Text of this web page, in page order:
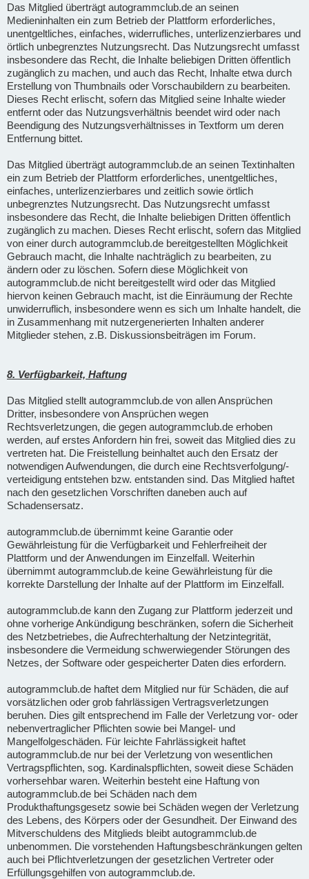
Das Mitglied überträgt autogrammclub.de an seinen
Medieninhalten ein zum Betrieb der Plattform erforderliches,
unentgeltliches, einfaches, widerrufliches, unterlizenzierbares und
örtlich unbegrenztes Nutzungsrecht. Das Nutzungsrecht umfasst
insbesondere das Recht, die Inhalte beliebigen Dritten öffentlich
zugänglich zu machen, und auch das Recht, Inhalte etwa durch
Erstellung von Thumbnails oder Vorschaubildern zu bearbeiten.
Dieses Recht erlischt, sofern das Mitglied seine Inhalte wieder
entfernt oder das Nutzungsverhältnis beendet wird oder nach
Beendigung des Nutzungsverhältnisses in Textform um deren
Entfernung bittet.
Das Mitglied überträgt autogrammclub.de an seinen Textinhalten
ein zum Betrieb der Plattform erforderliches, unentgeltliches,
einfaches, unterlizenzierbares und zeitlich sowie örtlich
unbegrenztes Nutzungsrecht. Das Nutzungsrecht umfasst
insbesondere das Recht, die Inhalte beliebigen Dritten öffentlich
zugänglich zu machen. Dieses Recht erlischt, sofern das Mitglied
von einer durch autogrammclub.de bereitgestellten Möglichkeit
Gebrauch macht, die Inhalte nachträglich zu bearbeiten, zu
ändern oder zu löschen. Sofern diese Möglichkeit von
autogrammclub.de nicht bereitgestellt wird oder das Mitglied
hiervon keinen Gebrauch macht, ist die Einräumung der Rechte
unwiderruflich, insbesondere wenn es sich um Inhalte handelt, die
in Zusammenhang mit nutzergenerierten Inhalten anderer
Mitglieder stehen, z.B. Diskussionsbeiträgen im Forum.
8. Verfügbarkeit, Haftung
Das Mitglied stellt autogrammclub.de von allen Ansprüchen
Dritter, insbesondere von Ansprüchen wegen
Rechtsverletzungen, die gegen autogrammclub.de erhoben
werden, auf erstes Anfordern hin frei, soweit das Mitglied dies zu
vertreten hat. Die Freistellung beinhaltet auch den Ersatz der
notwendigen Aufwendungen, die durch eine Rechtsverfolgung/-
verteidigung entstehen bzw. entstanden sind. Das Mitglied haftet
nach den gesetzlichen Vorschriften daneben auch auf
Schadensersatz.
autogrammclub.de übernimmt keine Garantie oder
Gewährleistung für die Verfügbarkeit und Fehlerfreiheit der
Plattform und der Anwendungen im Einzelfall. Weiterhin
übernimmt autogrammclub.de keine Gewährleistung für die
korrekte Darstellung der Inhalte auf der Plattform im Einzelfall.
autogrammclub.de kann den Zugang zur Plattform jederzeit und
ohne vorherige Ankündigung beschränken, sofern die Sicherheit
des Netzbetriebes, die Aufrechterhaltung der Netzintegrität,
insbesondere die Vermeidung schwerwiegender Störungen des
Netzes, der Software oder gespeicherter Daten dies erfordern.
autogrammclub.de haftet dem Mitglied nur für Schäden, die auf
vorsätzlichen oder grob fahrlässigen Vertragsverletzungen
beruhen. Dies gilt entsprechend im Falle der Verletzung vor- oder
nebenvertraglicher Pflichten sowie bei Mangel- und
Mangelfolgeschäden. Für leichte Fahrlässigkeit haftet
autogrammclub.de nur bei der Verletzung von wesentlichen
Vertragspflichten, sog. Kardinalspflichten, soweit diese Schäden
vorhersehbar waren. Weiterhin besteht eine Haftung von
autogrammclub.de bei Schäden nach dem
Produkthaftungsgesetz sowie bei Schäden wegen der Verletzung
des Lebens, des Körpers oder der Gesundheit. Der Einwand des
Mitverschuldens des Mitglieds bleibt autogrammclub.de
unbenommen. Die vorstehenden Haftungsbeschränkungen gelten
auch bei Pflichtverletzungen der gesetzlichen Vertreter oder
Erfüllungsgehilfen von autogrammclub.de.